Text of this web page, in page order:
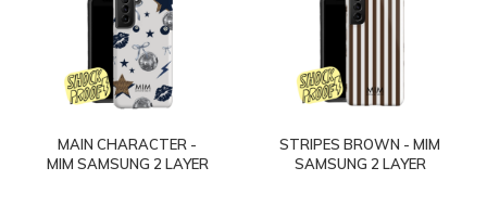
MAIN CHARACTER -
MIM SAMSUNG 2 LAYER
STRIPES BROWN - MIM
SAMSUNG 2 LAYER